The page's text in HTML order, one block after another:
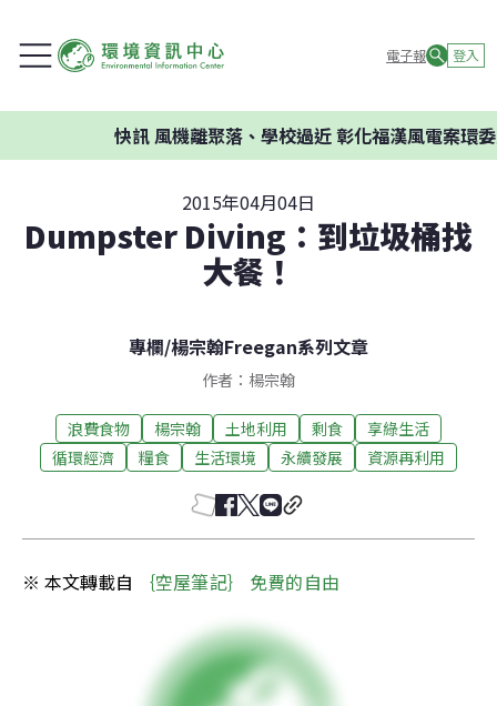
電子報 登入
風機離聚落、學校過近 彰化福漢風電案環委建議不應
2015年04月04日
Dumpster Diving：到垃圾桶找
大餐！
專欄/楊宗翰Freegan系列文章
作者：楊宗翰
浪費食物 楊宗翰 土地利用 剩食
享綠生活
循環經濟
糧食 生活環境 永續發展 資源再利用
※ 本文轉載自 ｛空屋筆記｝ 免費的自由